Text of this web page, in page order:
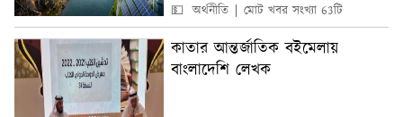
💵 অর্থনীতি মোট খবর সংখ্যা 63টি
কাতার আন্তর্জাতিক বইমেলায়
বাংলাদেশি লেখক